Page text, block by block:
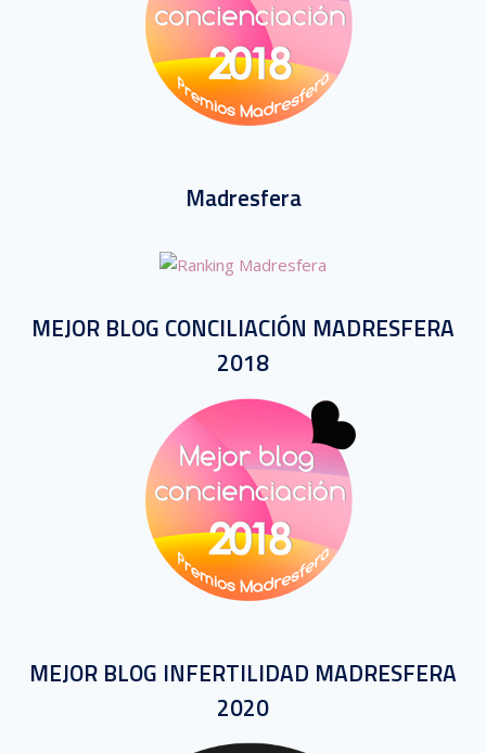
Madresfera
MEJOR BLOG CONCILIACIÓN MADRESFERA
2018
MEJOR BLOG INFERTILIDAD MADRESFERA
2020